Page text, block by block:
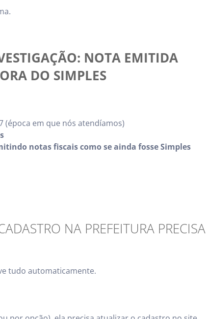
NOTA EMITIDA
DO SIMPLES
(época em que nós atendíamos)
notas fiscais como se ainda fosse Simples
NA PREFEITURA PRECISA
tudo automaticamente.